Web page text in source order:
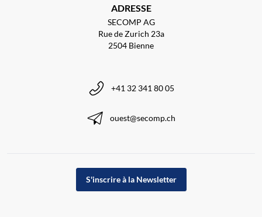
ADRESSE
SECOMP AG
Rue de Zurich 23a
2504 Bienne
+41 32 341 80 05
ouest@secomp.ch
S'inscrire à la Newsletter